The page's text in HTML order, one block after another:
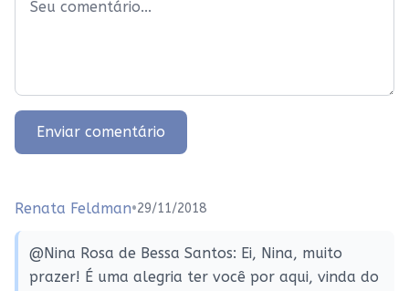
Enviar comentário
Renata Feldman•29/11/2018
@Nina Rosa de Bessa Santos: Ei, Nina, muito
prazer! É uma alegria ter você por aqui, vinda do